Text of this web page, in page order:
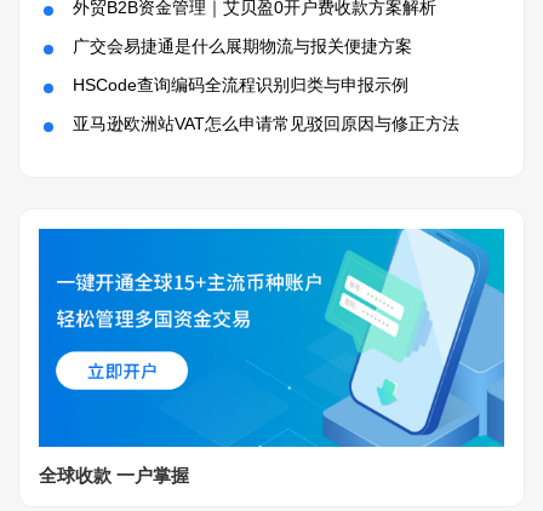
外贸B2B资金管理｜艾贝盈0开户费收款方案解析
广交会易捷通是什么展期物流与报关便捷方案
HSCode查询编码全流程识别归类与申报示例
亚马逊欧洲站VAT怎么申请常见驳回原因与修正方法
全球收款 一户掌握